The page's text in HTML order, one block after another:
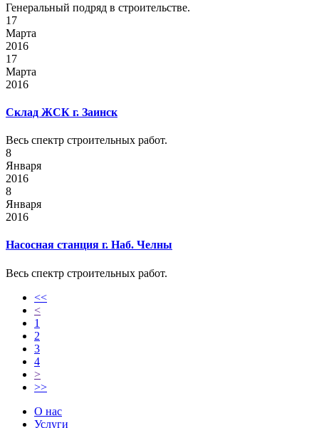
Генеральный подряд в строительстве.
17
Марта
2016
17
Марта
2016
Склад ЖСК г. Заинск
Весь спектр строительных работ.
8
Января
2016
8
Января
2016
Насосная станция г. Наб. Челны
Весь спектр строительных работ.
<<
<
1
2
3
4
>
>>
О нас
Услуги